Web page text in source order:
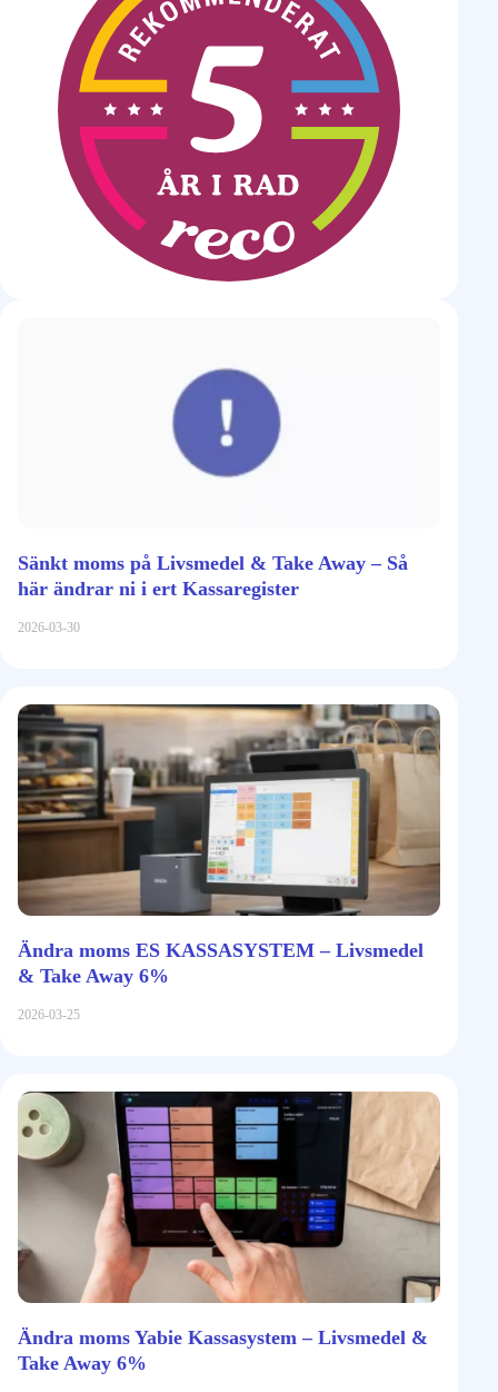
Sänkt moms på Livsmedel & Take Away – Så
här ändrar ni i ert Kassaregister
2026-03-30
Ändra moms ES KASSASYSTEM – Livsmedel
& Take Away 6%
2026-03-25
Ändra moms Yabie Kassasystem – Livsmedel &
Take Away 6%